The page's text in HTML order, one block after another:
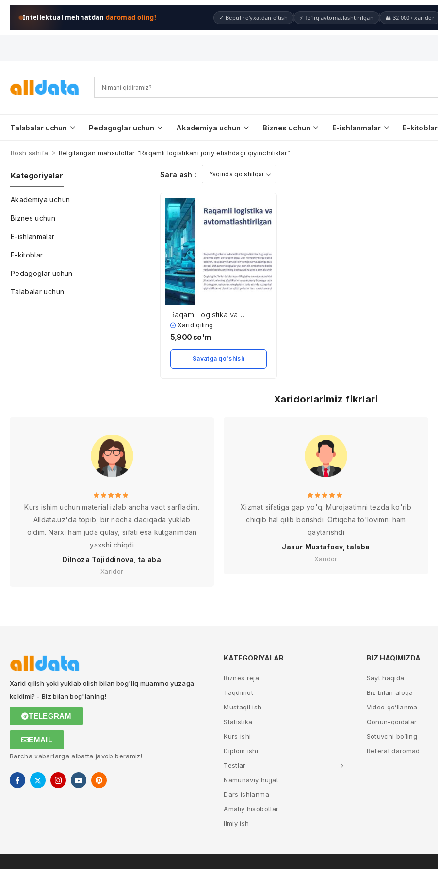
Intellektual mehnatdandaromad oling! ✓ Bepul ro'yxatdan o'tish ⚡ To'liq avtomatlashtirilgan 👥 32 000+ xaridor
Talabalar uchun Pedagoglar uchun Akademiya uchun Biznes uchun E-ishlanmalar E-kitoblar
Bosh sahifa > Belgilangan mahsulotlar “Raqamli logistikani joriy etishdagi qiyinchiliklar”
Kategoriyalar
Akademiya uchun
Biznes uchun
E-ishlanmalar
E-kitoblar
Pedagoglar uchun
Talabalar uchun
Saralash :
Raqamli logistika va
avtomatlashtirilgan tizimlar
Xarid qiling
5,900 so'm
Savatga qo'shish
Xaridorlarimiz fikrlari
Kurs ishim uchun material izlab ancha vaqt sarfladim.
Alldata.uz'da topib, bir necha daqiqada yuklab
oldim. Narxi ham juda qulay, sifati esa kutganimdan
yaxshi chiqdi
Dilnoza Tojiddinova, talaba
Xaridor
Xizmat sifatiga gap yo'q. Murojaatimni tezda ko'rib
chiqib hal qilib berishdi. Ortiqcha to'lovimni ham
qaytarishdi
Jasur Mustafoev, talaba
Xaridor
Xarid qilish yoki yuklab olish bilan bog'liq muammo yuzaga
keldimi? - Biz bilan bog'laning!
TELEGRAM
EMAIL
Barcha xabarlarga albatta javob beramiz!
KATEGORIYALAR
Biznes reja
Taqdimot
Mustaqil ish
Statistika
Kurs ishi
Diplom ishi
Testlar
Namunaviy hujjat
Dars ishlanma
Amaliy hisobotlar
Ilmiy ish
BIZ HAQIMIZDA
Sayt haqida
Biz bilan aloqa
Video qo’llanma
Qonun-qoidalar
Sotuvchi bo’ling
Referal daromad